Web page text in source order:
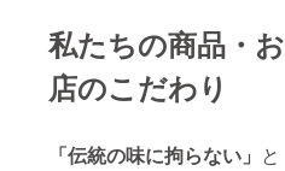
私たちの商品・お
店のこだわり
「伝統の味に拘らない」 と